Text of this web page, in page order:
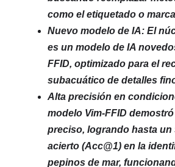
como el etiquetado o
Nuevo modelo de IA: El
es un modelo de IA
FFID, optimizado para el
subacuático de detalles
Alta precisión en
modelo Vim-FFID
preciso, logrando hasta un
acierto (Acc@1) en la
pepinos de mar,